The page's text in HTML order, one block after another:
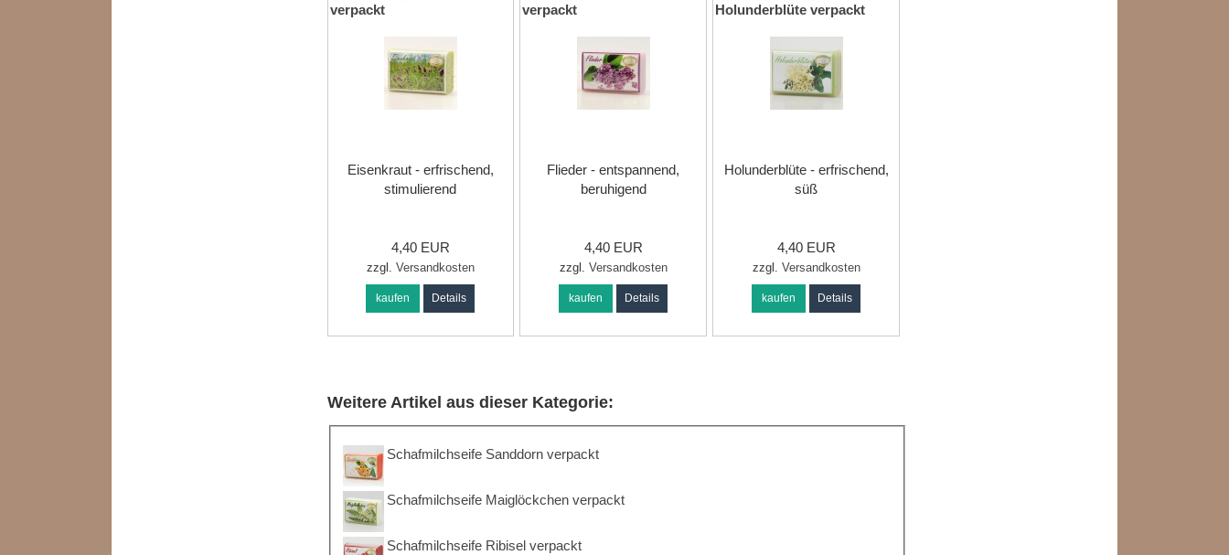
verpackt
Eisenkraut - erfrischend,
stimulierend
4,40 EUR
zzgl. Versandkosten
kaufen Details
verpackt
Flieder - entspannend,
beruhigend
4,40 EUR
zzgl. Versandkosten
kaufen Details
Holunderblüte verpackt
Holunderblüte - erfrischend,
süß
4,40 EUR
zzgl. Versandkosten
kaufen Details
Weitere Artikel aus dieser Kategorie:
Schafmilchseife Sanddorn verpackt
Schafmilchseife Maiglöckchen verpackt
Schafmilchseife Ribisel verpackt